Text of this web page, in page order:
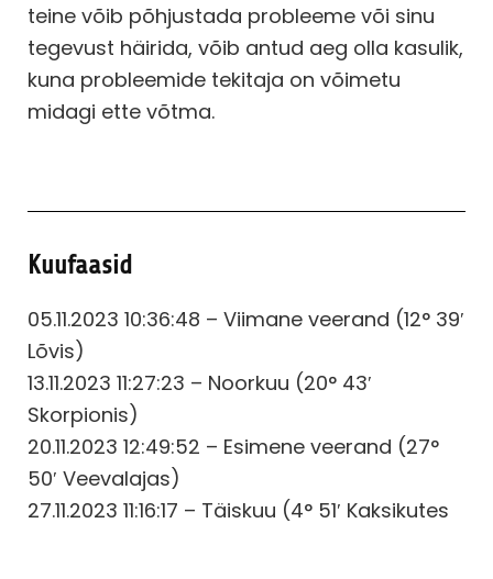
teine võib põhjustada probleeme või sinu
tegevust häirida, võib antud aeg olla kasulik,
kuna probleemide tekitaja on võimetu
midagi ette võtma.
Kuufaasid
05.11.2023 10:36:48 – Viimane veerand (12° 39′
Lõvis)
13.11.2023 11:27:23 – Noorkuu (20° 43′
Skorpionis)
20.11.2023 12:49:52 – Esimene veerand (27°
50′ Veevalajas)
27.11.2023 11:16:17 – Täiskuu (4° 51′ Kaksikutes